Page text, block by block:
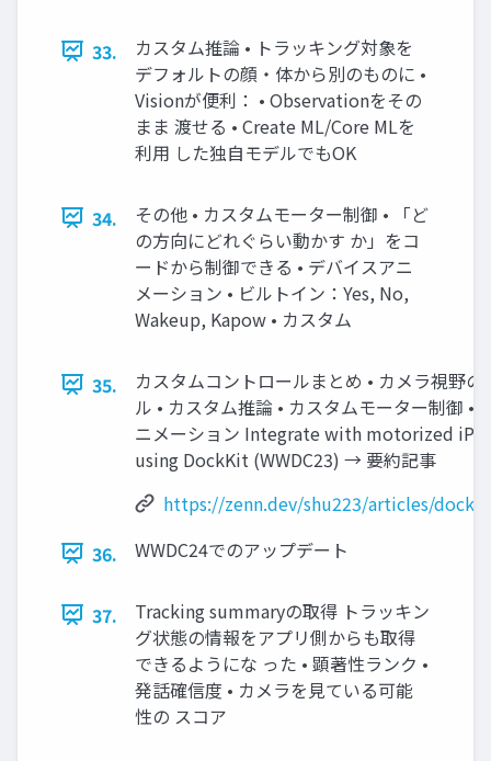
33.
カスタム推論 • トラッキング対象を
デフォルトの顔・体から別のものに •
Visionが便利： • Observationをその
まま 渡せる • Create ML/Core MLを
利用 した独自モデルでもOK
34.
その他 • カスタムモーター制御 • 「ど
の方向にどれぐらい動かす か」をコ
ードから制御できる • デバイスアニ
メーション • ビルトイン：Yes, No,
Wakeup, Kapow • カスタム
35.
カスタムコントロールまとめ • カメラ視野の
ル • カスタム推論 • カスタムモーター制御 •
ニメーション Integrate with motorized
using DockKit (WWDC23) → 要約記事
https://zenn.dev/shu223/articles/
36.
WWDC24でのアップデート
37.
Tracking summaryの取得 トラッキン
グ状態の情報をアプリ側からも取得
できるようにな った • 顕著性ランク •
発話確信度 • カメラを見ている可能
性の スコア